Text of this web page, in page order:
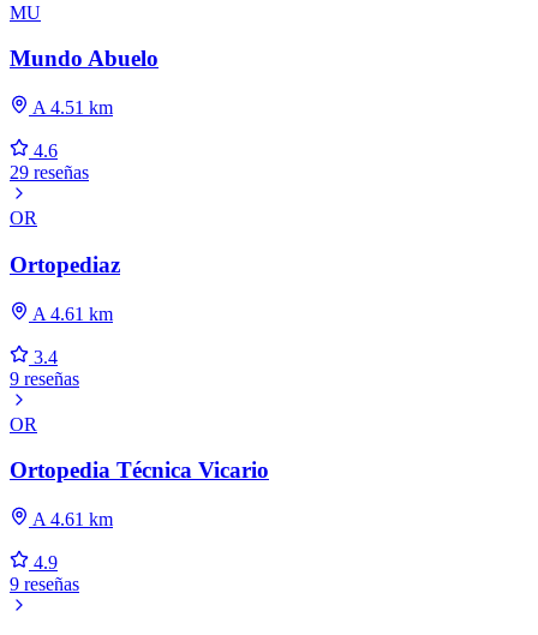
MU
Mundo Abuelo
A 4.51 km
4.6
29 reseñas
OR
Ortopediaz
A 4.61 km
3.4
9 reseñas
OR
Ortopedia Técnica Vicario
A 4.61 km
4.9
9 reseñas